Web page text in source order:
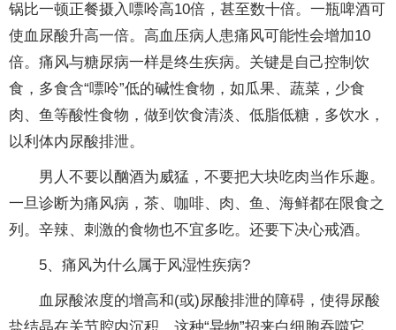
锅比一顿正餐摄入嘌呤高10倍，甚至数十倍。一瓶啤酒可
使血尿酸升高一倍。高血压病人患痛风可能性会增加10
倍。痛风与糖尿病一样是终生疾病。关键是自己控制饮
食，多食含“嘌呤”低的碱性食物，如瓜果、蔬菜，少食
肉、鱼等酸性食物，做到饮食清淡、低脂低糖，多饮水，
以利体内尿酸排泄。
男人不要以酗酒为威猛，不要把大块吃肉当作乐趣。
一旦诊断为痛风病，茶、咖啡、肉、鱼、海鲜都在限食之
列。辛辣、刺激的食物也不宜多吃。还要下决心戒酒。
5、痛风为什么属于风湿性疾病?
血尿酸浓度的增高和(或)尿酸排泄的障碍，使得尿酸